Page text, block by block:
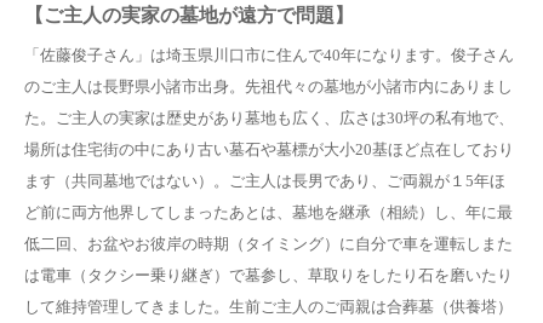
【ご主人の実家の墓地が遠方で問題】
「佐藤俊子さん」は埼玉県川口市に住んで40年になります。俊子さん
のご主人は長野県小諸市出身。先祖代々の墓地が小諸市内にありまし
た。ご主人の実家は歴史があり墓地も広く、広さは30坪の私有地で、
場所は住宅街の中にあり古い墓石や墓標が大小20基ほど点在しており
ます（共同墓地ではない）。ご主人は長男であり、ご両親が１5年ほ
ど前に両方他界してしまったあとは、墓地を継承（相続）し、年に最
低二回、お盆やお彼岸の時期（タイミング）に自分で車を運転しまた
は電車（タクシー乗り継ぎ）で墓参し、草取りをしたり石を磨いたり
して維持管理してきました。生前ご主人のご両親は合葬墓（供養塔）